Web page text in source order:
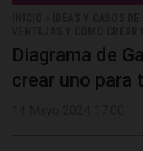
Diagrama de
crear uno para